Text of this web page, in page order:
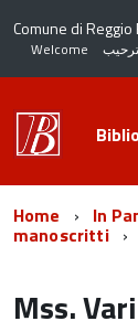
Comune di Reggio
Welcome
Home In
manoscritti
Mss.